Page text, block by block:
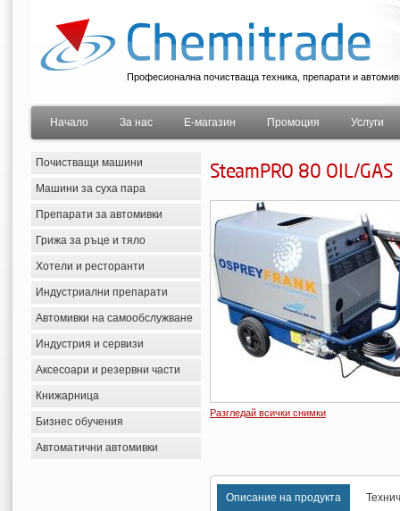
Професионална почистваща техника, препарати и
Начало За нас Е-магазин Промоция Услуги
Почистващи машини
Машини за суха пара
Препарати за автомивки
Грижа за ръце и тяло
Хотели и ресторанти
Индустриални препарати
Автомивки на самообслужване
Индустрия и сервизи
Аксесоари и резервни части
Книжарница
Бизнес обучения
Автоматични автомивки
SteamPRO 80 OIL/GAS
Разгледай всички снимки
Описание на продукта